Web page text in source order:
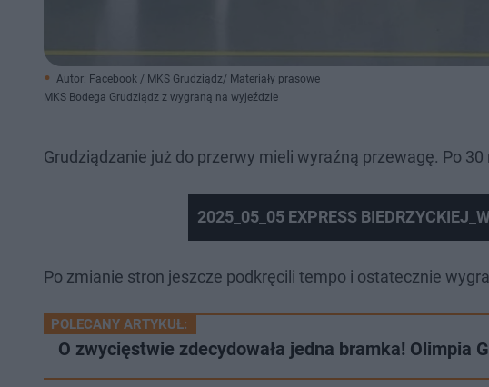
Autor: Facebook / MKS Grudziądz/ Materiały prasowe
MKS Bodega Grudziądz z wygraną na wyjeździe
Grudziądzanie już do przerwy mieli wyraźną przewagę. Po
2025_05_05 EXPRESS
Po zmianie stron jeszcze podkręcili tempo i ostatecznie
POLECANY ARTYKUŁ:
O zwycięstwie zdecydowała jedna bramka! Olimpia